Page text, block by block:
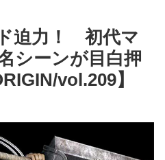
迫力！ 初代マ
シーンが目白押
vol.209】